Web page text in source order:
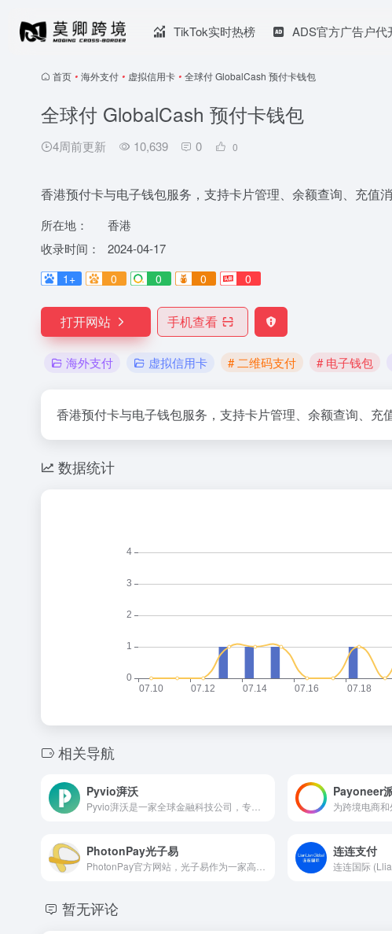
TikTok实时热榜 ADS官方广告户代
首页 • 海外支付 • 虚拟信用卡 • 全球付 GlobalCash 预付卡钱包
全球付 GlobalCash 预付卡钱包
4周前更新 10,639 0 0
香港预付卡与电子钱包服务，支持卡片管理、余额查询、充值消
所在地：
香港
收录时间：
2024-04-17
1+ 0 0 0 0
打开网站 手机查看
海外支付 虚拟信用卡 # 二维码支付 # 电子钱包
香港预付卡与电子钱包服务，支持卡片管理、余额查询、充
数据统计
相关导航
Pyvio湃沃 Payoneer
PhotonPay光子易 连连支付
暂无评论